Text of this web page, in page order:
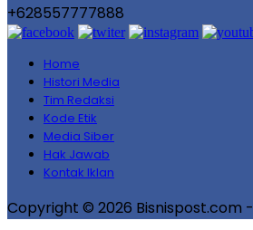
+628557777888
Home
Histori Media
Tim Redaksi
Kode Etik
Media Siber
Hak Jawab
Kontak Iklan
Copyright © 2026 Bisnispost.com